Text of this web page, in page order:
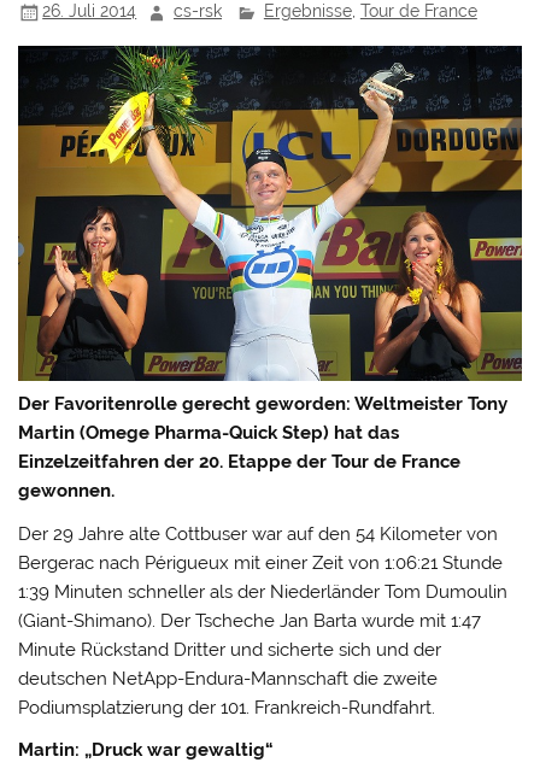
26. Juli 2014 cs-rsk Ergebnisse, Tour de France
Der Favoritenrolle gerecht geworden: Weltmeister Tony
Martin (Omege Pharma-Quick Step) hat das
Einzelzeitfahren der 20. Etappe der Tour de France
gewonnen.
Der 29 Jahre alte Cottbuser war auf den 54 Kilometer von
Bergerac nach Périgueux mit einer Zeit von 1:06:21 Stunde
1:39 Minuten schneller als der Niederländer Tom Dumoulin
(Giant-Shimano). Der Tscheche Jan Barta wurde mit 1:47
Minute Rückstand Dritter und sicherte sich und der
deutschen NetApp-Endura-Mannschaft die zweite
Podiumsplatzierung der 101. Frankreich-Rundfahrt.
Martin: „Druck war gewaltig“